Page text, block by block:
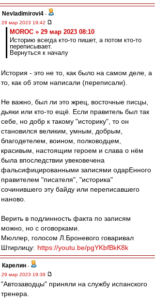
Nevladimirovi4 -
29 мар 2023 19:42
MOROC » 29 мар 2023 08:10
Историю всегда кто-то пишет, а потом кто-то
переписывает.
Вернуться к началу
История - это не то, как было на самом деле, а
то, как об этом написали (переписали).
Не важно, был ли это жрец, восточные писцы,
дьяки или кто-то ещё. Если правитель был так
себе, но добр к такому "историку", то он
становился великим, умным, добрым,
благодетелем, воином, полководцем,
красивым, настоящим героем и слава о нём
была впоследствии увековечена
фальсифицированными записями одарЕнного
правителем "писателя", "историка"
сочинившего эту байду или переписавшего
наново.
Верить в подлинность факта по записям
можно, но с оговорками.
Мюллер, голосом Л.Броневого говаривал
Штирлицу: https://youtu.be/pgYKbfBkK8k
Карелин -
29 мар 2023 19:39
"Автозаводцы" приняли на службу испанского
тренера.